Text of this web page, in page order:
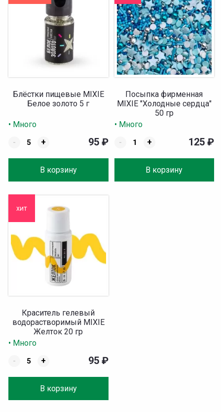
Блёстки пищевые MIXIE
Белое золото 5 г
• Много
-
+
В корзину
95 ₽
Посыпка фирменная
MIXIE "Холодные сердца"
50 гр
• Много
-
+
В корзину
125 ₽
хит
Краситель гелевый
водорастворимый MIXIE
Желток 20 гр
• Много
-
+
В корзину
95 ₽